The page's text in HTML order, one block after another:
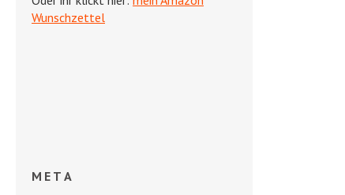
Wunschzettel
META